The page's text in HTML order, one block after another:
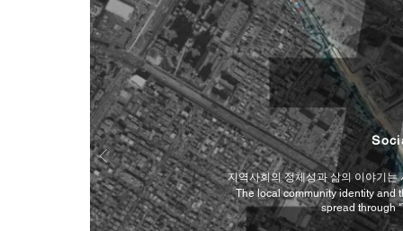
지역사회의 정체성과 삶의 이야기
The local community identity and
spread through